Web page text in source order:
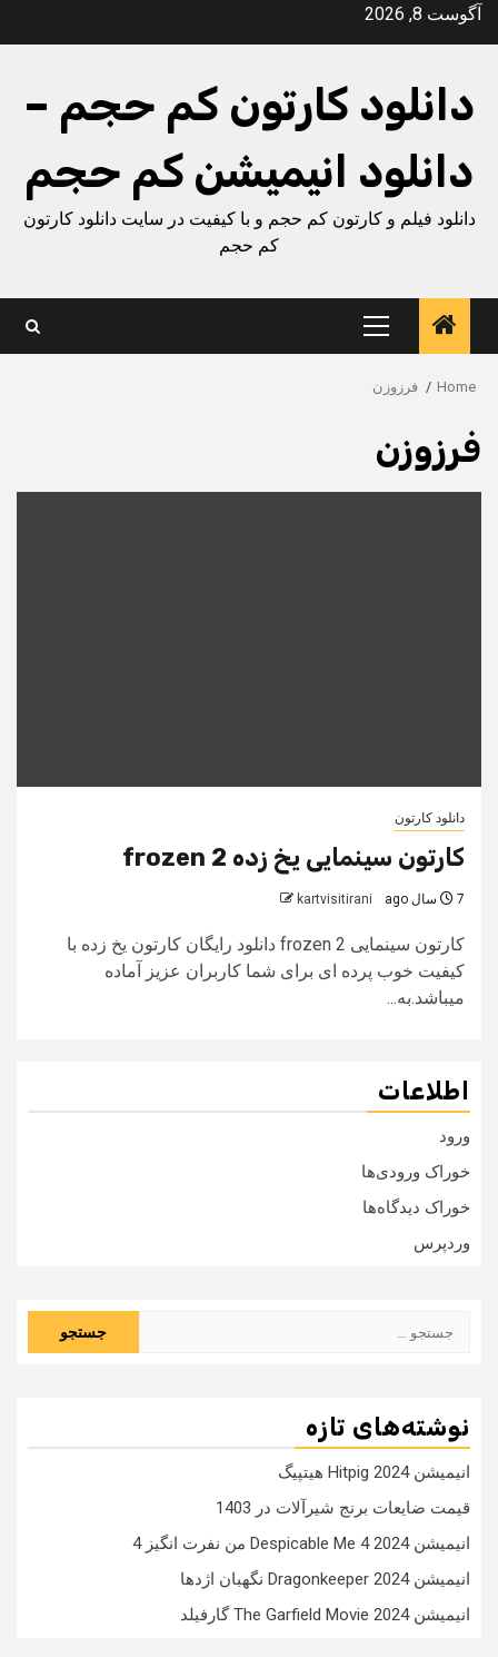
Skipآگوست 8, 2026
دانلود کارتون کم حجم –
دانلود انیمیشن کم حجم
دانلود فیلم و کارتون کم حجم و با کیفیت در سایت دانلود کارتون
کم حجم
Primary
Menu
Home فرزوزن
فرزوزن
دانلود کارتون
کارتون سینمایی یخ زده frozen 2
7 سال ago kartvisitirani
کارتون سینمایی frozen 2 دانلود رایگان کارتون یخ زده با
کیفیت خوب پرده ای برای شما کاربران عزیز آماده
میباشد.به...
اطلاعات
ورود
خوراک ورودی‌ها
خوراک دیدگاه‌ها
وردپرس
نوشته‌های تازه
انیمیشن Hitpig 2024 هیتپیگ
قیمت ضایعات برنج شیرآلات در 1403
انیمیشن Despicable Me 4 2024 من نفرت انگیز 4
انیمیشن Dragonkeeper 2024 نگهبان اژدها
انیمیشن The Garfield Movie 2024 گارفیلد